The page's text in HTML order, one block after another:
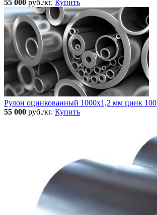
55 000 руб./кг. Купить
Рулон оцинкованный 1000х1,2 мм цинк 100
55 000 руб./кг. Купить